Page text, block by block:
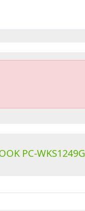
PC-WKS1249G